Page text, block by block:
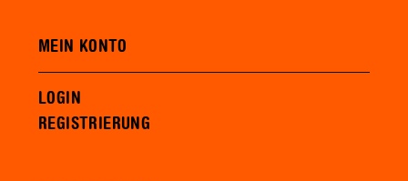
MEIN KONTO
LOGIN
REGISTRIERUNG